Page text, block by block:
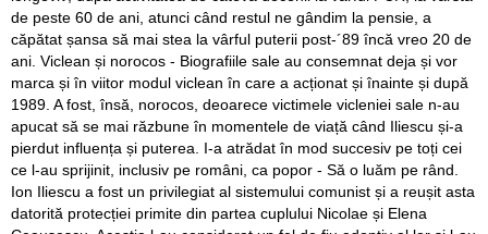
de peste 60 de ani, atunci când restul ne gândim la pensie, a
căpătat șansa să mai stea la vârful puterii post-´89 încă vreo 20 de
ani. Viclean și norocos - Biografiile sale au consemnat deja și vor
marca și în viitor modul viclean în care a acționat și înainte și după
1989. A fost, însă, norocos, deoarece victimele vicleniei sale n-au
apucat să se mai răzbune în momentele de viață când Iliescu și-a
pierdut influența și puterea. I-a atrădat în mod succesiv pe toți cei
ce l-au sprijinit, inclusiv pe români, ca popor - Să o luăm pe rând.
Ion Iliescu a fost un privilegiat al sistemului comunist și a reușit asta
datorită protecției primite din partea cuplului Nicolae și Elena